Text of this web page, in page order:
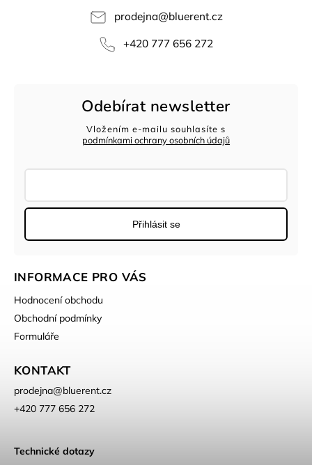
prodejna@bluerent.cz
+420 777 656 272
Odebírat newsletter
Vložením e-mailu souhlasíte s
podmínkami ochrany osobních údajů
Přihlásit se
INFORMACE PRO VÁS
Hodnocení obchodu
Obchodní podmínky
Formuláře
KONTAKT
prodejna@bluerent.cz
+420 777 656 272
Technické dotazy